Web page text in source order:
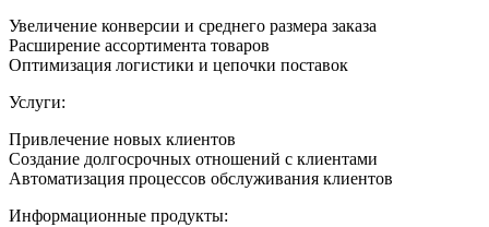
Увеличение конверсии и среднего размера заказа
Расширение ассортимента товаров
Оптимизация логистики и цепочки поставок
Услуги:
Привлечение новых клиентов
Создание долгосрочных отношений с клиентами
Автоматизация процессов обслуживания клиентов
Информационные продукты: